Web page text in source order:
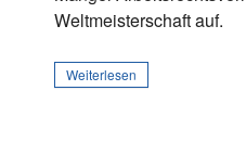
Weltmeisterschaft auf.
Weiterlesen